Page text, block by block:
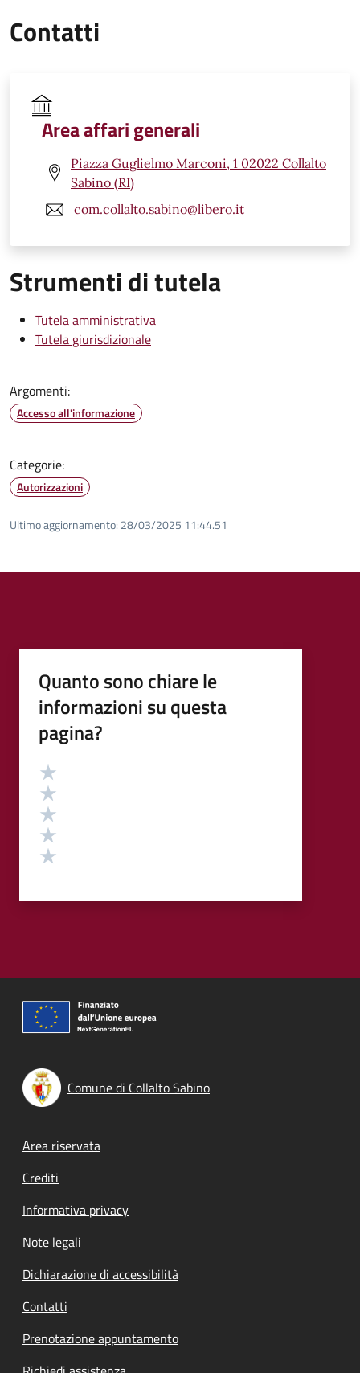
Contatti
Area affari generali
Piazza Guglielmo Marconi, 1 02022 Collalto
Sabino (RI)
com.collalto.sabino@libero.it
Strumenti di tutela
Tutela amministrativa
Tutela giurisdizionale
Argomenti:
Accesso all'informazione
Categorie:
Autorizzazioni
Ultimo aggiornamento: 28/03/2025 11:44.51
Quanto sono chiare le
informazioni su questa
pagina?
Valutazione
Comune di Collalto Sabino
Footer menu
Area riservata
Crediti
Informativa privacy
Note legali
Dichiarazione di accessibilità
Contatti
Prenotazione appuntamento